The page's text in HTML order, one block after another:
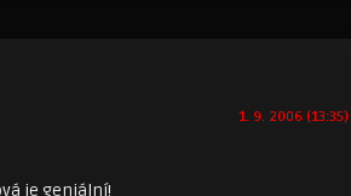
1. 9. 2006 (13:35)
je geniální!